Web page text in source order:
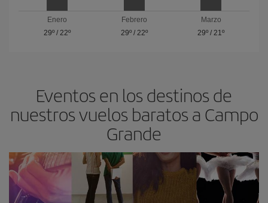
Enero
29º/ 22º
Febrero
29º/ 22º
Marzo
29º /21º
Eventos en los destinos de
nuestros vuelos baratos a Campo
Grande